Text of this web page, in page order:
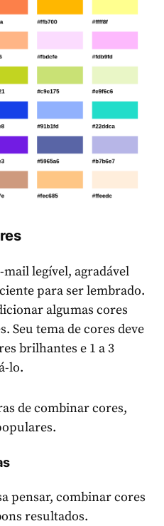
legível, agradável
para ser lembrado.
algumas cores
Seu tema de cores deve
brilhantes e 1 a 3
lo.
de combinar cores,
pensar, combinar cores
resultados.